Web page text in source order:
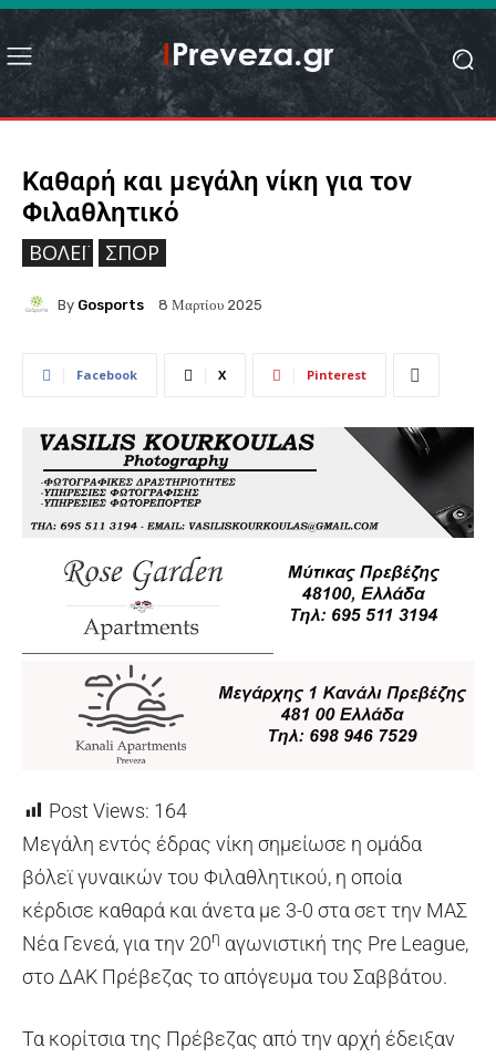
Καθαρή και μεγάλη νίκη για τον
Φιλαθλητικό
ΒΌΛΕΪ ΣΠΟΡ
By Gosports 8 Μαρτίου 2025
Facebook X Pinterest
Post Views: 164
Μεγάλη εντός έδρας νίκη σημείωσε η ομάδα
βόλεϊ γυναικών του Φιλαθλητικού, η οποία
κέρδισε καθαρά και άνετα με 3-0 στα σετ την ΜΑΣ
Νέα Γενεά, για την 20η αγωνιστική της Pre League,
στο ΔΑΚ Πρέβεζας το απόγευμα του Σαββάτου.
Τα κορίτσια της Πρέβεζας από την αρχή έδειξαν